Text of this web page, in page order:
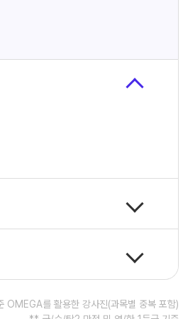
를 활용한 강사진(과목별 중복 포함)